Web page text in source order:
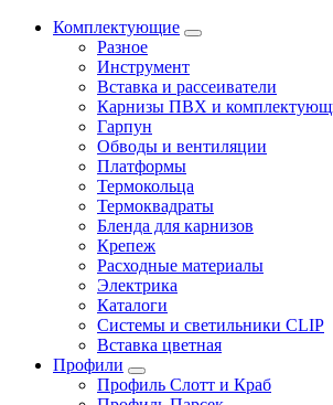
Комплектующие
Разное
Инструмент
Вставка и рассеиватели
Карнизы ПВХ и
Гарпун
Обводы и вентиляции
Платформы
Термокольца
Термоквадраты
Бленда для карнизов
Крепеж
Расходные материалы
Электрика
Каталоги
Системы и светильники CLIP
Вставка цветная
Профили
Профиль Слотт и Краб